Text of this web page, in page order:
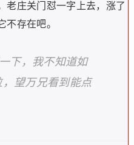
老庄关门怼一字上去，涨了
不存在吧。
下，我不知道如
望万兄看到能点